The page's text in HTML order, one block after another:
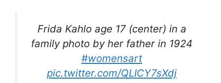
Frida Kahlo age 17 (center) in a
family photo by her father in 1924
#womensart
pic.twitter.com/QLICY7sXdj